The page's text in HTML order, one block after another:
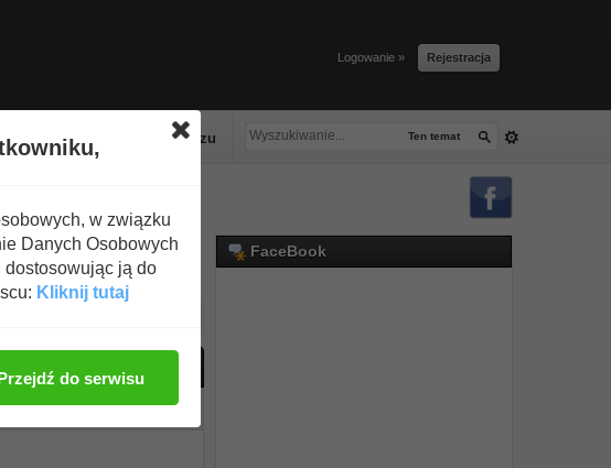
Logowanie » Rejestracja
Ten temat
Spalacze tłuszczu
#1
FaceBook
w związku
Danych Osobowych
ją do
Kliknij tutaj
do serwisu